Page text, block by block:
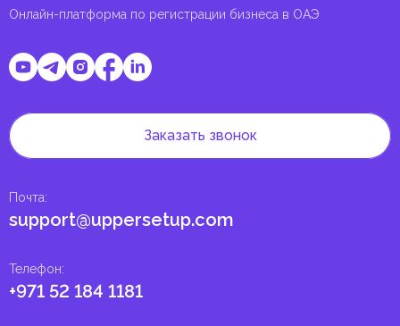
Онлайн-платформа по регистрации бизнеса в ОАЭ
Телефон:
+971 52 184 1181
Почта:
support@uppersetup.com
Заказать звонок